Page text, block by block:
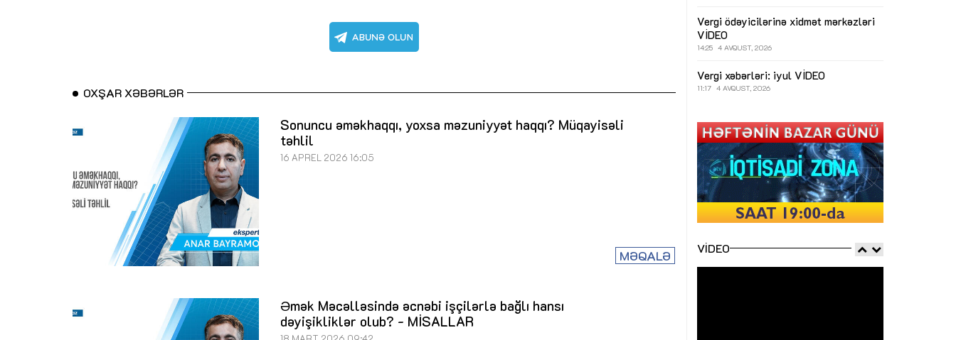
OXŞAR XƏBƏRLƏR
Sonuncu əməkhaqqı, yoxsa məzuniyyət haqqı? Müqayisəli
təhlil
MƏQALƏ
16 APREL 2026 16:05
Әmək Məcəlləsində əcnəbi işçilərlə bağlı hansı
dəyişikliklər olub? - MİSALLAR
Vergi ödəyicilərinə xidmət mərkəzləri
VİDEO
14:25 4 AVQUST, 2026
Vergi xəbərləri: iyul VİDEO
11:17 4 AVQUST, 2026
VIDEO